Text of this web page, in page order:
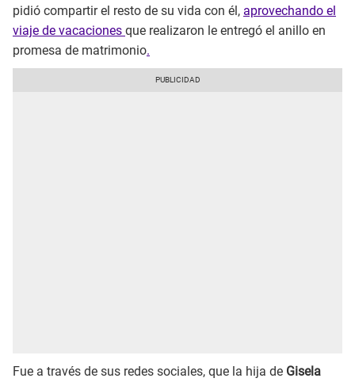
pidió compartir el resto de su vida con él, aprovechando el
viaje de vacaciones que realizaron le entregó el anillo en
promesa de matrimonio.
Fue a través de sus redes sociales, que la hija de Gisela